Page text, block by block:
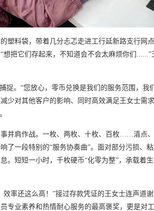
塑料袋，带着几分忐忑走进工行延新路支行网
把它们存起来，不知道会不会太麻烦你们......”
捉。“您放心，零币兑换是我们的服务范围，我
少对其他客户的影响、同时高效满足王女士需
并肩作战。一枚、两枚、十枚、百枚……清点
了一段特别的“服务协奏曲”。面对部分污损、
。短短一小时，千枚硬币“化零为整”，承载着
效率还这么高！”接过存款凭证的王女士连声道
专业素养和热情耐心服务的最高褒奖，更是对